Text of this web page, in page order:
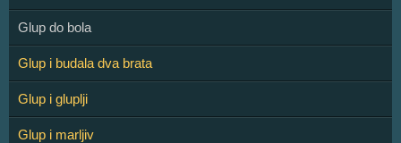
Glup do bola
Glup i budala dva brata
Glup i gluplji
Glup i marljiv